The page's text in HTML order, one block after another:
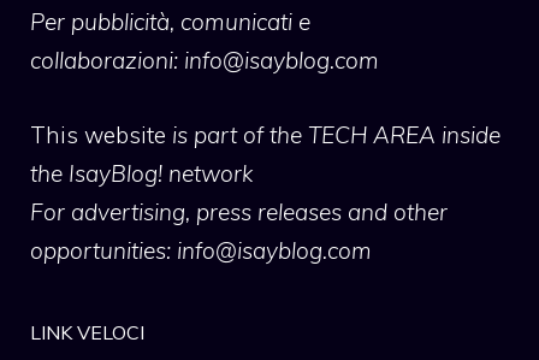
Per pubblicità, comunicati e
collaborazioni: info@isayblog.com
This website is part of the TECH AREA inside
the IsayBlog! network
For advertising, press releases and other
opportunities: info@isayblog.com
LINK VELOCI